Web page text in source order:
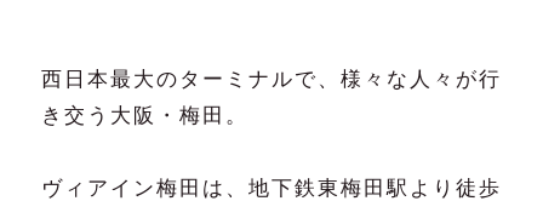
西日本最大のターミナルで、様々な人々が行
き交う大阪・梅田。
ヴィアイン梅田は、地下鉄東梅田駅より徒歩